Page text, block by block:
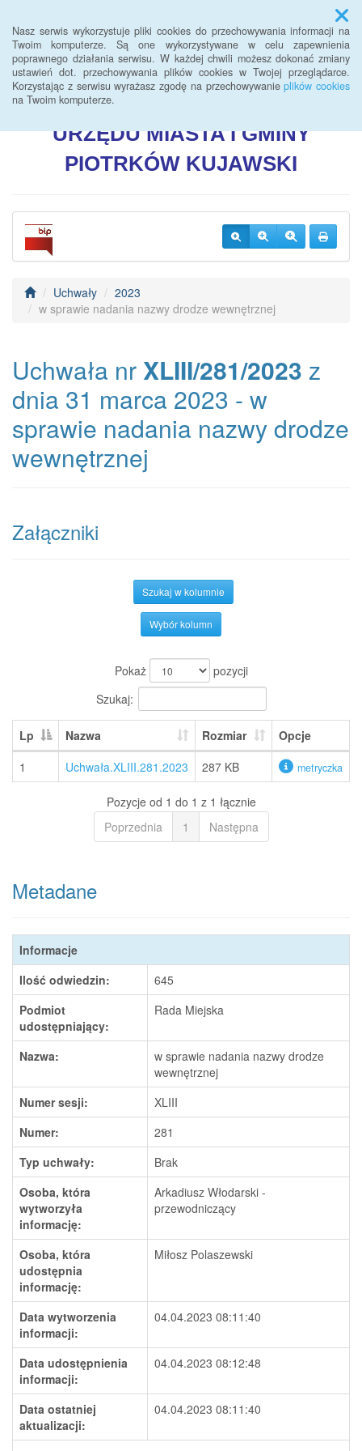
Nasz serwis wykorzystuje pliki cookies do przechowywania informacji na
Twoim komputerze. Są one wykorzystywane w celu zapewnienia
poprawnego działania serwisu. W każdej chwili możesz dokonać zmiany
ustawień dot. przechowywania plików cookies w Twojej przeglądarce.
Korzystając z serwisu wyrażasz zgodę na przechowywanieplików cookies
na Twoim komputerze.
Menu
BIULETYN INFORMACJI
URZĘDUMIASTA I GMINY
PIOTRKÓW KUJAWSKI
Uchwały
2023
w sprawie nadania nazwy drodze wewnętrznej
Uchwała nr XLIII/281/2023 z
dnia 31 marca 2023 - w
sprawie nadania nazwy drodze
wewnętrznej
Załączniki
Szukaj w kolumnie
Wybór kolumn
Pokaż
pozycji
Szukaj:
Lp Nazwa Rozmiar
Opcje
1
Uchwała.XLIII.281.2023 287 KB metryczka
Pozycje od 1 do 1 z 1 łącznie
Poprzednia
1 Następna
Metadane
Informacje
Ilość odwiedzin:
645
Podmiot
udostępniający:
Rada Miejska
Nazwa:
w sprawie nadania nazwy drodze
wewnętrznej
Numer sesji:
XLIII
Numer:
281
Typ uchwały:
Brak
Osoba, która
wytworzyła
informację:
Arkadiusz Włodarski -
przewodniczący
Osoba, która
udostępnia
informację:
Miłosz Polaszewski
Data wytworzenia
informacji:
04.04.2023 08:11:40
Data udostępnienia
informacji:
04.04.2023 08:12:48
Data ostatniej
aktualizacji:
04.04.2023 08:11:40